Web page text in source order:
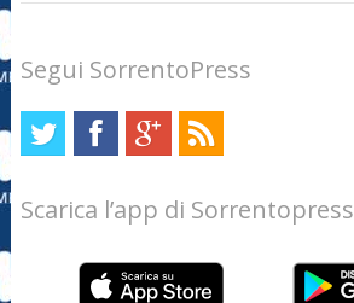
Segui SorrentoPress
Scarica l’app di Sorrentopress